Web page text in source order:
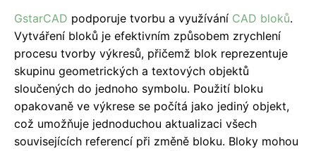
GstarCAD podporuje tvorbu a využívání CAD bloků.
Vytváření bloků je efektivním způsobem zrychlení
procesu tvorby výkresů, přičemž blok reprezentuje
skupinu geometrických a textových objektů
sloučených do jednoho symbolu. Použití bloku
opakovaně ve výkrese se počítá jako jediný objekt,
což umožňuje jednoduchou aktualizaci všech
souvisejících referencí při změně bloku. Bloky mohou